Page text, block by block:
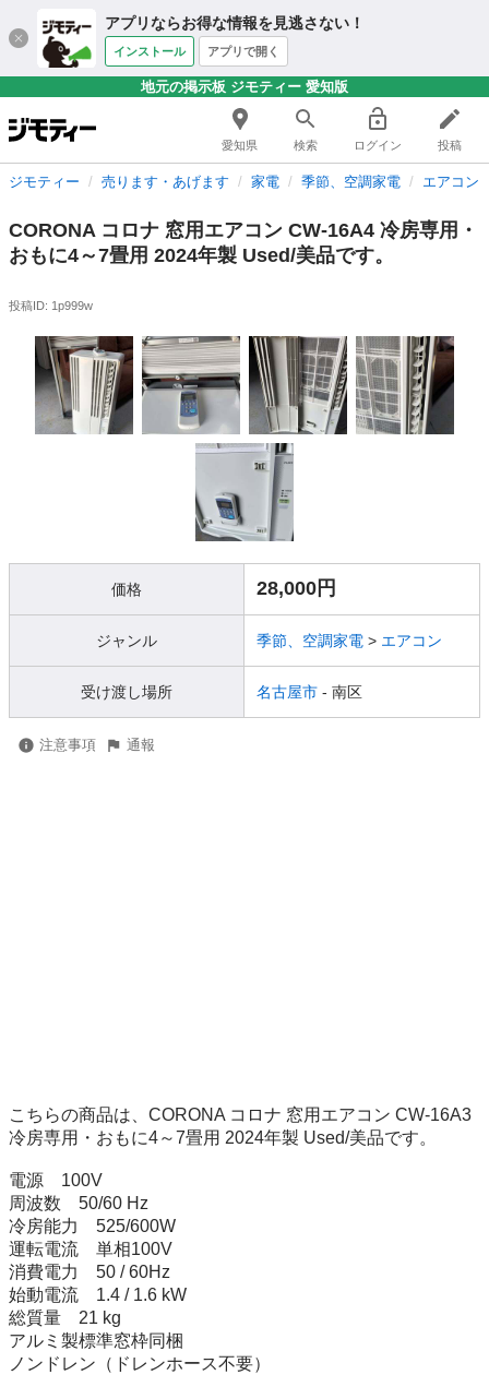
アプリならお得な情報を見逃さない！
インストール アプリで開く
地元の掲示板 ジモティー 愛知版
愛知県 検索 ログイン 投稿
ジモティー 売ります・あげます 家電 季節、空調家電 エアコン
CORONA コロナ 窓用エアコン CW-16A4 冷房専用・
おもに4～7畳用 2024年製 Used/美品です。
投稿ID: 1p999w
価格 28,000円
ジャンル 季節、空調家電 > エアコン
受け渡し場所 名古屋市 - 南区
注意事項 通報
こちらの商品は、CORONA コロナ 窓用エアコン CW-16A3
冷房専用・おもに4～7畳用 2024年製 Used/美品です。
電源　100V
周波数　50/60 Hz
冷房能力　525/600W
運転電流　単相100V
消費電力　50 / 60Hz
始動電流　1.4 / 1.6 kW
総質量　21 kg
アルミ製標準窓枠同梱
ノンドレン（ドレンホース不要）